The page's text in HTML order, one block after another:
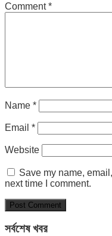
Comment*
Name *
Email *
Website
Save my name,
next time I comment.
সর্বশেষ খবর